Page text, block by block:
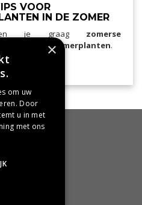
VOOR
IN DE ZOMER
je graag zomerse
voor je kamerplanten.
×
om uw
Door
u in met
met ons